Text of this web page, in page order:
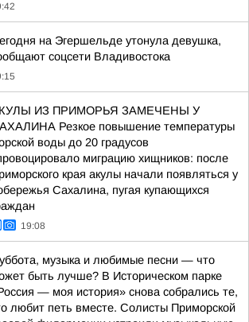
на Эгершельде утонула девушка,
соцсети Владивостока
ИЗ ПРИМОРЬЯ ЗАМЕЧЕНЫ У
Резкое повышение температуры
воды до 20 градусов
миграцию хищников: после
края акулы начали появляться у
Сахалина, пугая купающихся
19:08
музыка и любимые песни — что
быть лучше? В Историческом парке
— моя история» снова собрались те,
любит петь вместе. Солисты Приморской